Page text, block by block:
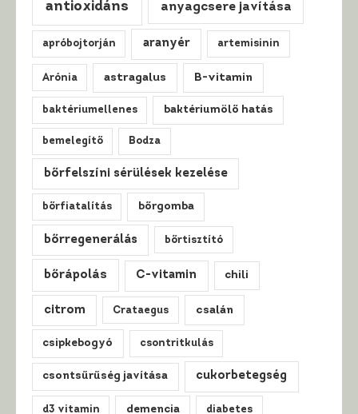
antioxidáns anyagcsere javítása
apróbojtorján aranyér artemisinin
Arónia astragalus B-vitamin
baktériumellenes baktériumölő hatás
bemelegítő Bodza
bőrfelszíni sérülések kezelése
bőrfiatalítás bőrgomba
bőrregenerálás bőrtisztító
bőrápolás C-vitamin chili
citrom Crataegus csalán
csipkebogyó csontritkulás
csontsűrűség javítása cukorbetegség
d3 vitamin demencia diabetes